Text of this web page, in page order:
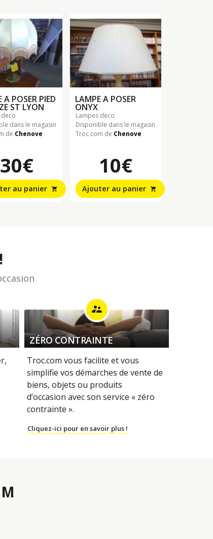
A POSER PIED
ST LYON
deco
dans le magasin
de Chenove
30€
au panier shopping_cart
LAMPE A POSER
ONYX
lampes deco
Disponible dans le magasin
Troc.com de Chenove
10€
Ajouter au panier shopping_cart
supervisor_account
ZÉRO CONTRAINTE
Troc.com vous facilite et vous
simplifie vos démarches de vente de
biens, objets ou produits
d’occasion avec son service « zéro
contrainte ».
Cliquez-ici pour en savoir plus !